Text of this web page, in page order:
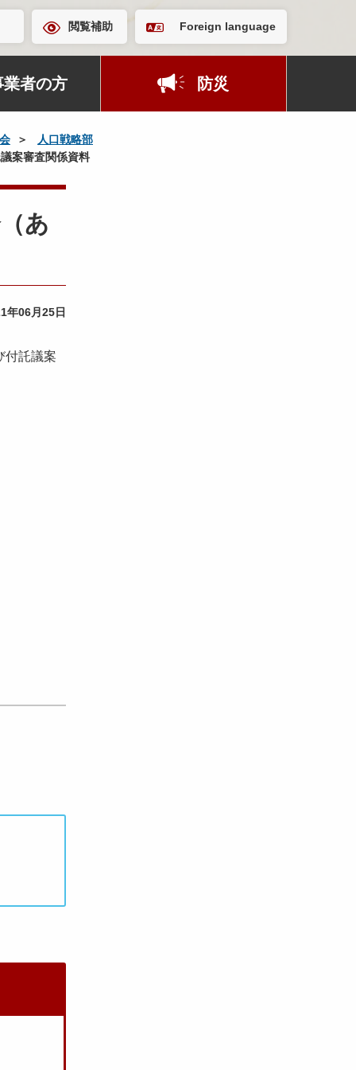
閲覧補助 Foreign language
業者の方 防災
人口戦略部
案審査関係資料
あ
年06月25日
付託議案